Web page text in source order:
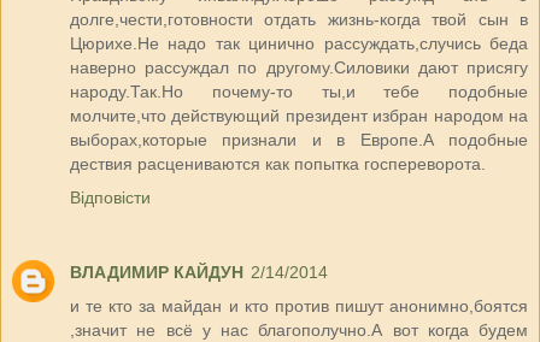
долге,чести,готовности отдать жизнь-когда твой сын в
Цюрихе.Не надо так цинично рассуждать,случись беда
наверно рассуждал по другому.Силовики дают присягу
народу.Так.Но почему-то ты,и тебе подобные
молчите,что действующий президент избран народом на
выборах,которые признали и в Европе.А подобные
дествия расцениваются как попытка госпереворота.
Відповісти
ВЛАДИМИР КАЙДУН 2/14/2014
и те кто за майдан и кто против пишут анонимно,боятся
,значит не всё у нас благополучно.А вот когда будем